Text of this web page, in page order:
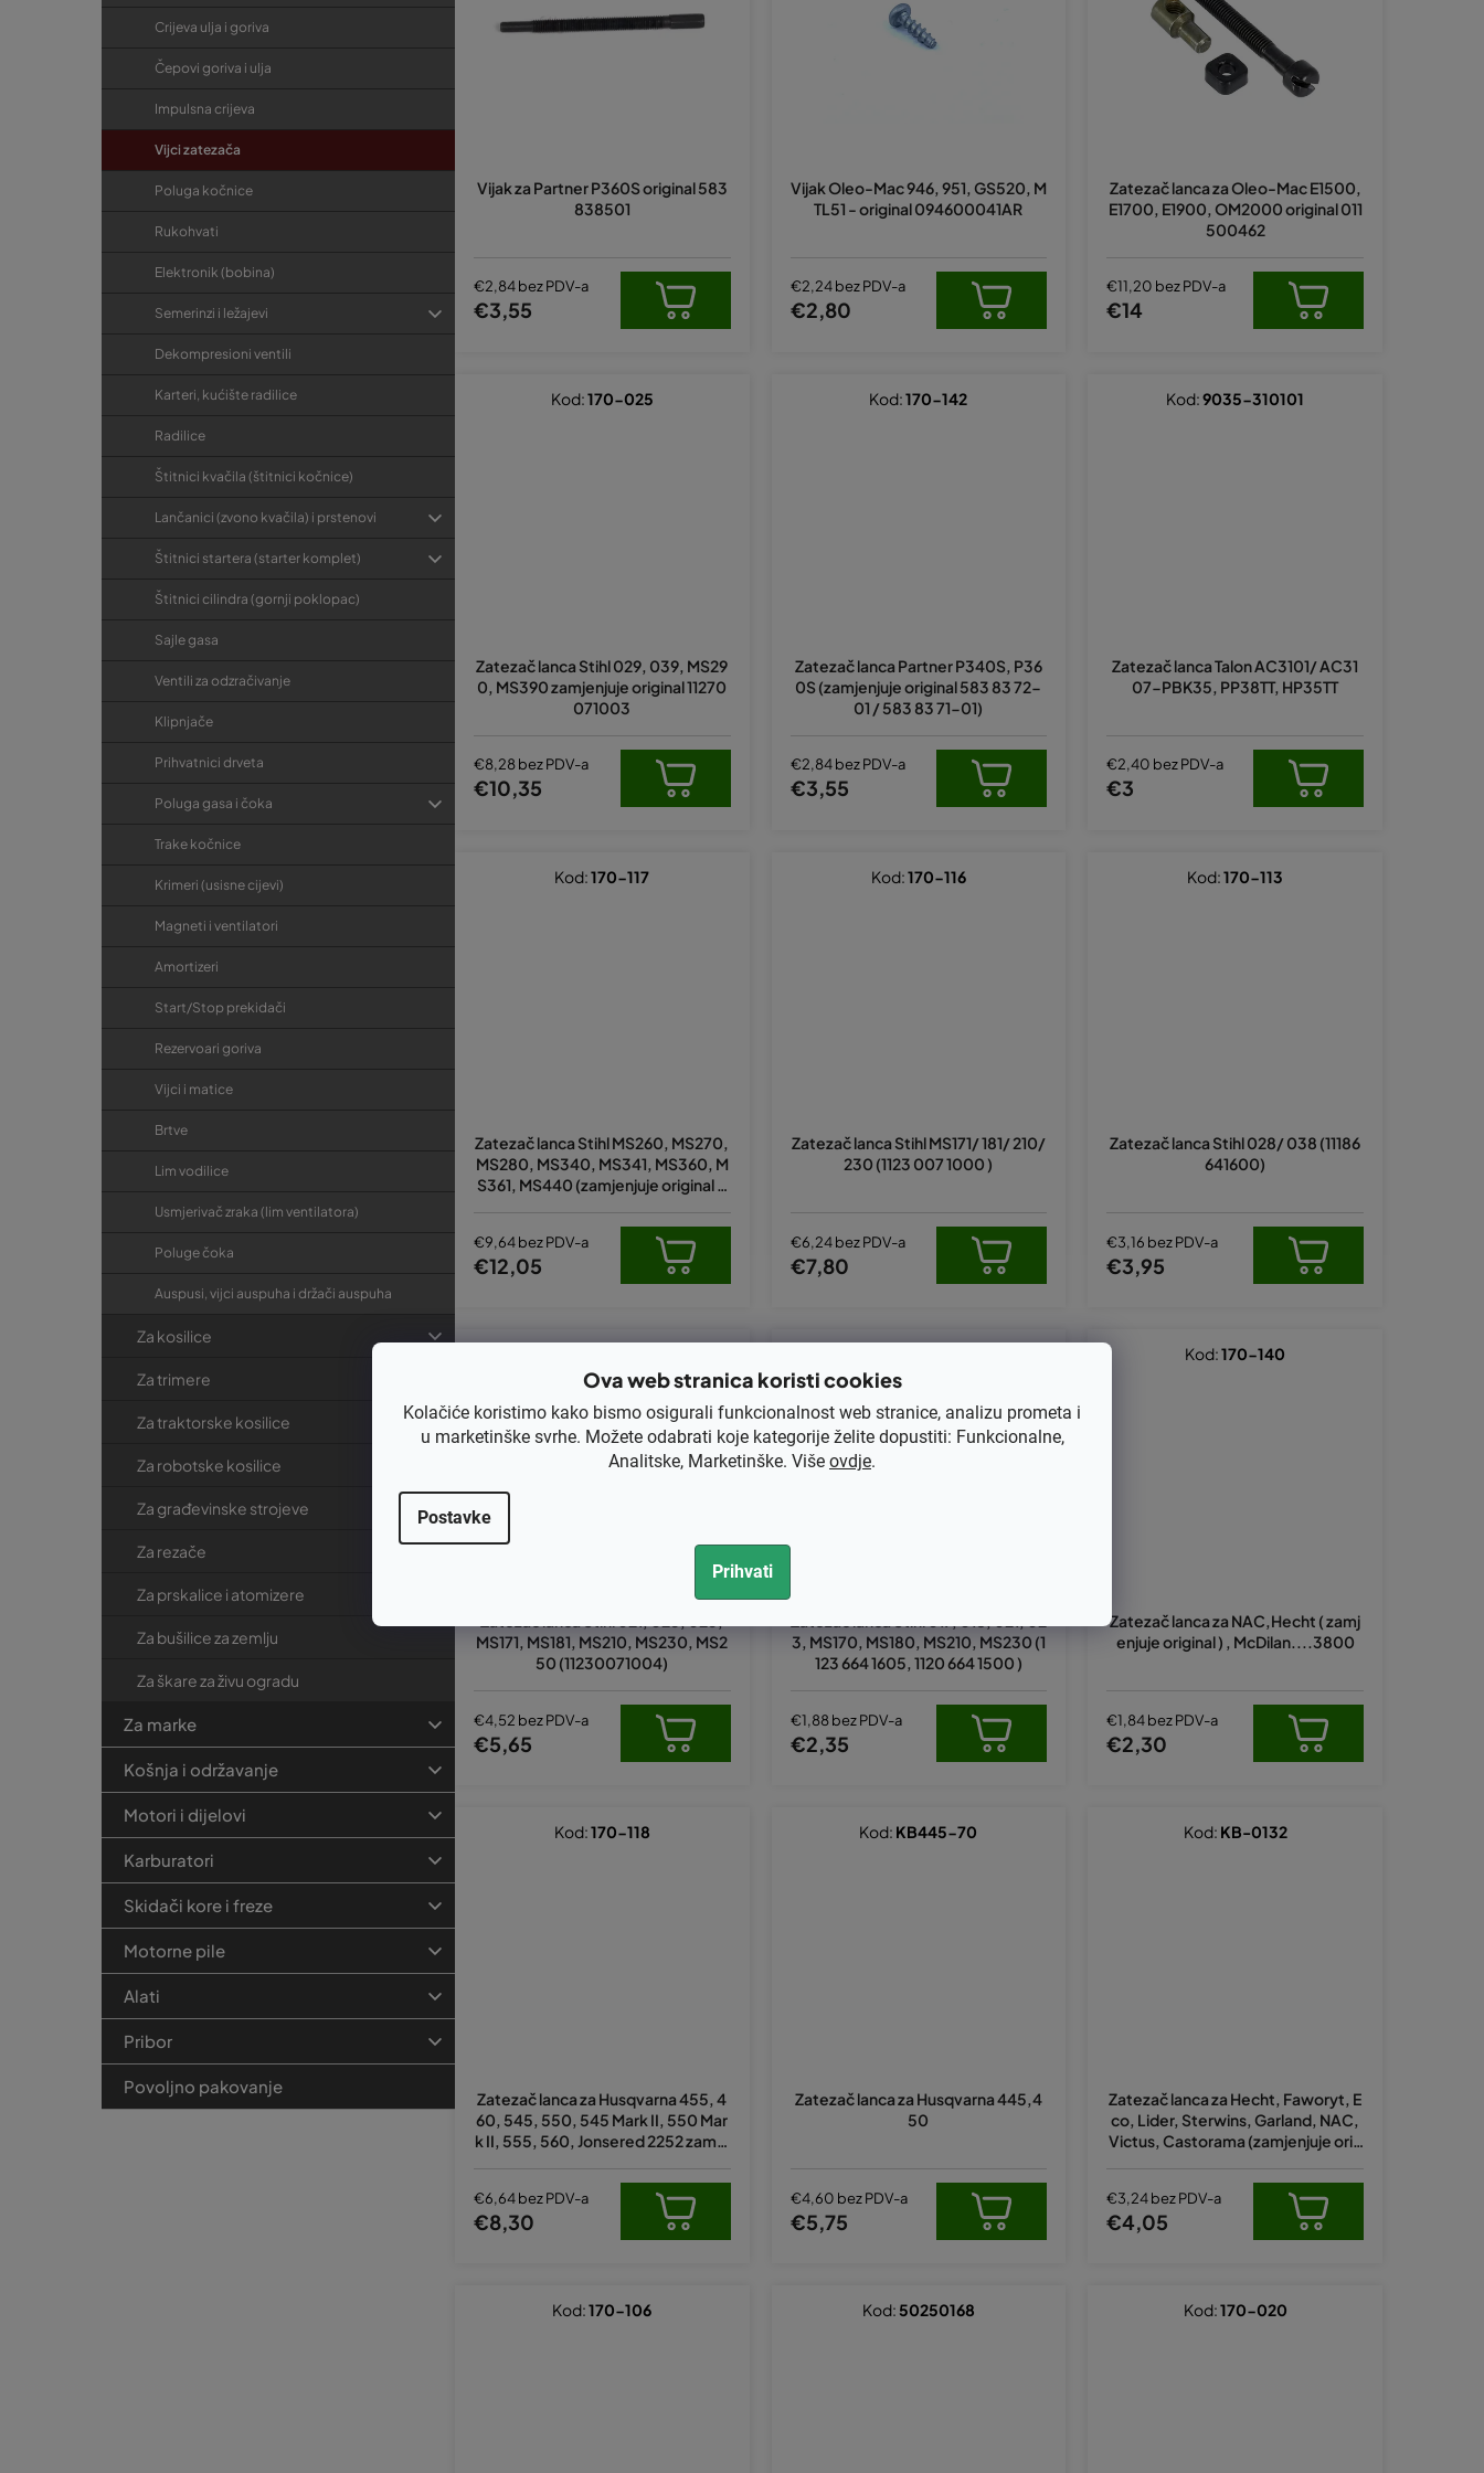
Ova web stranica koristi cookies
Kolačiće koristimo kako bismo osigurali funkcionalnost web stranice, analizu prometa i
u marketinške svrhe. Možete odabrati koje kategorije želite dopustiti: Funkcionalne,
Analitske, Marketinške. Više ovdje.
Postavke
Prihvati
Crijeva ulja i goriva
Čepovi goriva i ulja
Impulsna crijeva
Vijci zatezača
Poluga kočnice
Rukohvati
Elektronik (bobina)
Semerinzi i ležajevi
Dekompresioni ventili
Karteri, kućište radilice
Radilice
Štitnici kvačila (štitnici kočnice)
Lančanici (zvono kvačila) i prstenovi
Štitnici startera (starter komplet)
Štitnici cilindra (gornji poklopac)
Sajle gasa
Ventili za odzračivanje
Klipnjače
Prihvatnici drveta
Poluga gasa i čoka
Trake kočnice
Krimeri (usisne cijevi)
Magneti i ventilatori
Amortizeri
Start/Stop prekidači
Rezervoari goriva
Vijci i matice
Brtve
Lim vodilice
Usmjerivač zraka (lim ventilatora)
Poluge čoka
Auspusi, vijci auspuha i držači auspuha
Za kosilice
Za trimere
Za traktorske kosilice
Za robotske kosilice
Za građevinske strojeve
Za rezače
Za prskalice i atomizere
Za bušilice za zemlju
Za škare za živu ogradu
Za marke
Košnja i održavanje
Motori i dijelovi
Karburatori
Skidači kore i freze
Motorne pile
Alati
Pribor
Povoljno pakovanje
o
i
v
o
Vijak za Partner P360S original 583
838501
€2,84 bez PDV-a
€3,55
Vijak Oleo-Mac 946, 951, GS520, M
TL51 - original 094600041AR
€2,24 bez PDV-a
€2,80
Zatezač lanca za Oleo-Mac E1500,
E1700, E1900, OM2000 original 011
500462
€11,20 bez PDV-a
€14
Zatezač lanca Stihl 029, 039, MS29
0, MS390 zamjenjuje original 11270
071003
€8,28 bez PDV-a
€10,35
Kod:170-025
Zatezač lanca Partner P340S, P36
0S (zamjenjuje original 583 83 72-
01 / 583 83 71-01)
€2,84 bez PDV-a
€3,55
Kod:170-142
Zatezač lanca Talon AC3101/ AC31
07-PBK35, PP38TT, HP35TT
€2,40 bez PDV-a
€3
Kod:9035-310101
Zatezač lanca Stihl MS260, MS270,
MS280, MS340, MS341, MS360, M
S361, MS440 (zamjenjuje original 11
€9,64 bez PDV-a
€12,05
Kod:170-117
Zatezač lanca Stihl MS171/ 181/ 210/
230 (1123 007 1000 )
€6,24 bez PDV-a
€7,80
Kod:170-116
Zatezač lanca Stihl 028/ 038 (11186
641600)
€3,16 bez PDV-a
€3,95
Kod:170-113
MS171, MS181, MS210, MS230, MS2
50 (11230071004)
€4,52 bez PDV-a
€5,65
3, MS170, MS180, MS210, MS230 (1
123 664 1605, 1120 664 1500 )
€1,88 bez PDV-a
€2,35
Zatezač lanca za NAC,Hecht ( zamj
enjuje original ) , McDilan....3800
€1,84 bez PDV-a
€2,30
Kod:170-140
Zatezač lanca za Husqvarna 455, 4
60, 545, 550, 545 Mark II, 550 Mar
k II, 555, 560, Jonsered 2252 zamje
01, 537286601
€6,64 bez PDV-a
€8,30
Kod:170-118
Zatezač lanca za Husqvarna 445,4
50
€4,60 bez PDV-a
€5,75
Kod: KB445-70
Zatezač lanca za Hecht, Faworyt, E
co, Lider, Sterwins, Garland, NAC,
Victus, Castorama (zamjenjuje orig
€3,24 bez PDV-a
€4,05
Kod: KB-0132
Kod:170-106 Kod: 50250168 Kod:170-020